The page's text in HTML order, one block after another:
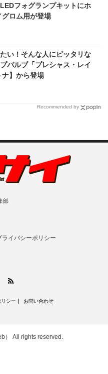
フォグランプキットにホ
ロム用が登場
い！そんな人にピッタリな
バルブ「プレシャス・レイ
】から登場
Recommended by
部
ライバシーポリシー
Facebook
シー お問い合わせ
） All rights reserved.